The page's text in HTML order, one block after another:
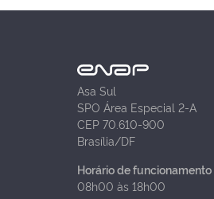
Asa Sul
SPO Área Especial 2-A
CEP 70.610-900
Brasília/DF
Horário de funcionamento
08h00 às 18h00